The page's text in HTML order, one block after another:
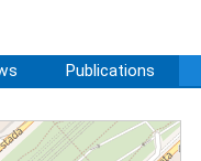
Publications